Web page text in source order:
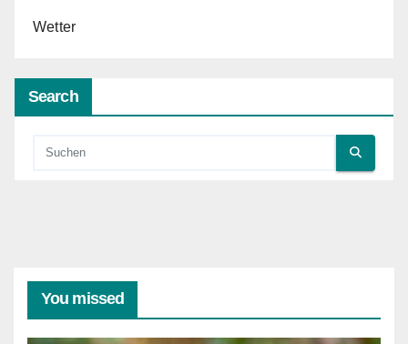
Wetter
Search
You missed